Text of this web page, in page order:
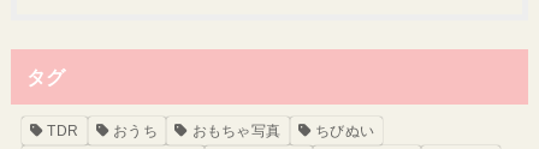
タグ
TDR おうち おもちゃ写真
ちびぬい